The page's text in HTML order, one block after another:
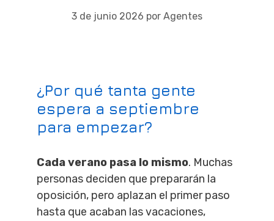
3 de junio 2026 por Agentes
¿Por qué tanta gente
espera a septiembre
para empezar?
Cada verano pasa lo mismo. Muchas
personas deciden que prepararán la
oposición, pero aplazan el primer paso
hasta que acaban las vacaciones,